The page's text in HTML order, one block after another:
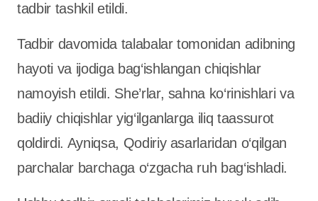
tadbir tashkil etildi.
Tadbir davomida talabalar tomonidan adibning
hayoti va ijodiga bag‘ishlangan chiqishlar
namoyish etildi. She’rlar, sahna ko‘rinishlari va
badiiy chiqishlar yig‘ilganlarga iliq taassurot
qoldirdi. Ayniqsa, Qodiriy asarlaridan o‘qilgan
parchalar barchaga o‘zgacha ruh bag‘ishladi.